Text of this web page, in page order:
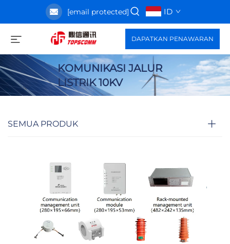
[email protected] ID
DAPATKAN PENAWARAN
KOMUNIKASI JALUR
LISTRIK 10KV
SEMUA PRODUK